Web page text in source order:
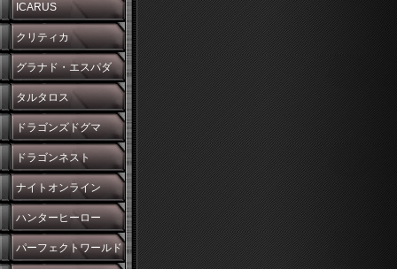
ICARUS
クリティカ
グラナド・エスパダ
タルタロス
ドラゴンズドグマ
ドラゴンネスト
ナイトオンライン
ハンターヒーロー
パーフェクトワールド